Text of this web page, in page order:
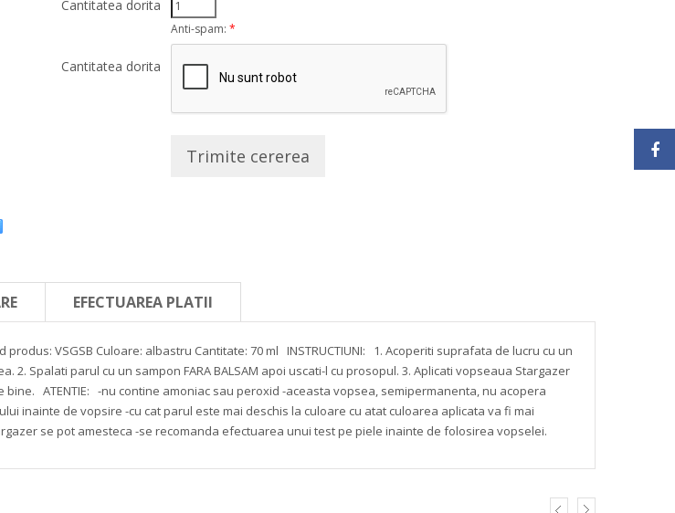
Cantitatea dorita
Cantitatea dorita
Anti-spam: *
Trimite cererea
EFECTUAREA PLATII
produs: VSGSB Culoare: albastru Cantitate: 70 ml INSTRUCTIUNI:
1. Acoperiti suprafata de lucru cu un
2. Spalati parul cu un sampon FARA BALSAM apoi uscati-l cu prosopul. 3. Aplicati vopseaua Stargazer
bine. ATENTIE: -nu contine amoniac sau peroxid -aceasta vopsea, semipermanenta, nu acopera
inainte de vopsire -cu cat parul este mai deschis la culoare cu atat culoarea aplicata va fi mai
se pot amesteca -se recomanda efectuarea unui test pe piele inainte de folosirea vopselei.